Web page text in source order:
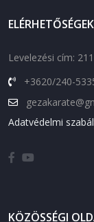
ELÉRHETŐSÉGEK
Levelezési cím:
+3620/240-
Adatvédelmi
KÖZÖSSÉGI